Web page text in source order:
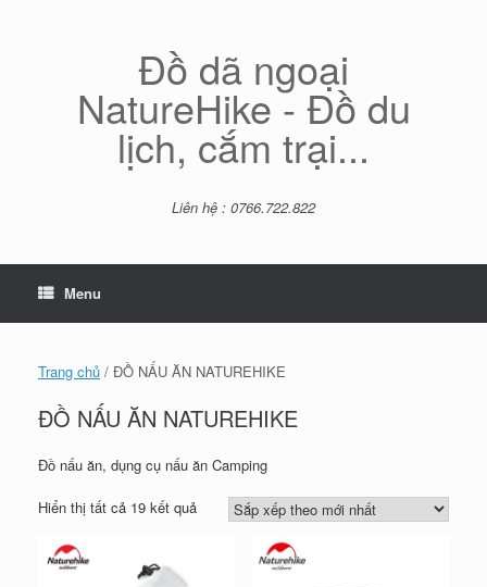
Đồ dã ngoại
NatureHike - Đồ du
lịch, cắm trại...
Liên hệ : 0766.722.822
Menu
Trang chủ / ĐỒ NẤU ĂN NATUREHIKE
ĐỒ NẤU ĂN NATUREHIKE
Đồ nấu ăn, dụng cụ nấu ăn Camping
Hiển thị tất cả 19 kết quảĐã